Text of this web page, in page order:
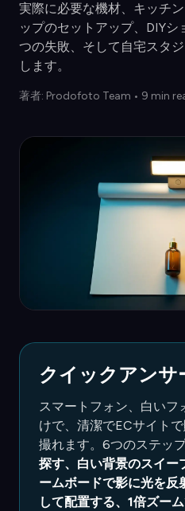
実際に必要な機材、キッチ
ップのセットアップ、DIY
つの失敗、そして自宅スタ
します。
著者: Prodofoto Team • 9 min
クイックアンサ
スマートフォン、白いフ
けで、清潔でECサイト
撮れます。6つのステップ
探す、白い背景のスイー
ームボードで影に光を反
して配置する、1倍ズー